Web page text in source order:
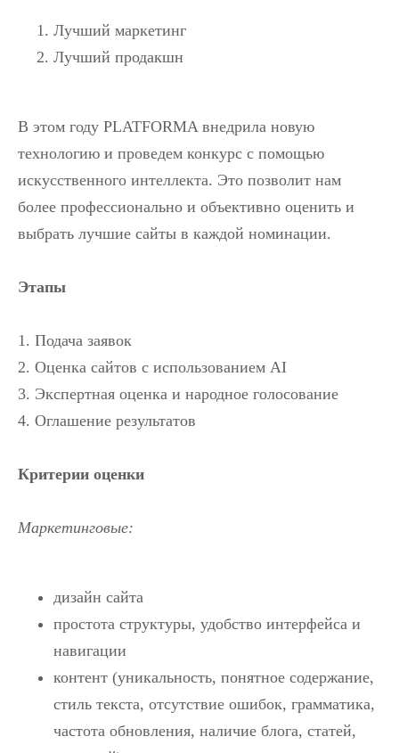
Лучший маркетинг
Лучший продакшн
В этом году PLATFORMA внедрила новую
технологию и проведем конкурс с помощью
искусственного интеллекта. Это позволит нам
более профессионально и объективно оценить и
выбрать лучшие сайты в каждой номинации.
Этапы
1. Подача заявок
2. Оценка сайтов с использованием AI
3. Экспертная оценка и народное голосование
4. Оглашение результатов
Критерии оценки
Маркетинговые:
дизайн сайта
простота структуры, удобство интерфейса и
навигации
контент (уникальность, понятное содержание,
стиль текста, отсутствие ошибок, грамматика,
частота обновления, наличие блога, статей,